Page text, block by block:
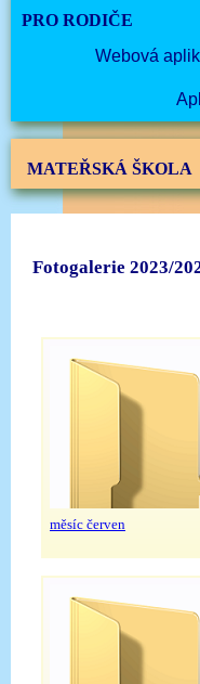
PRO RODIČE
Webová
MATEŘSKÁ ŠKOLA
Fotogalerie 2023/
měsíc červen